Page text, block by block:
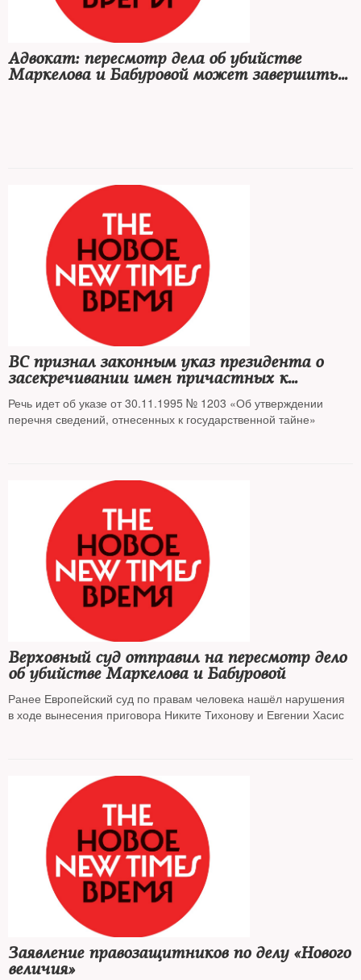
Адвокат: пересмотр дела об убийстве
Маркелова и Бабуровой может завершиться
свободы, считает адвокат Владимир Жеребенков,
представлявший семью Анастасии Бабуровой
ВС признал законным указ президента о
засекречивании имен причастных к
Большому террору сотрудников НКВД
Речь идет об указе от 30.11.1995 № 1203 «Об утверждении
перечня сведений, отнесенных к государственной тайне»
Верховный суд отправил на пересмотр дело
об убийстве Маркелова и Бабуровой
Ранее Европейский суд по правам человека нашёл нарушения
в ходе вынесения приговора Никите Тихонову и Евгении Хасис
Заявление правозащитников по делу «Нового
величия»